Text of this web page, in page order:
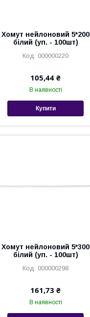
Хомут нейлоновий 5*200
білий (уп. - 100шт)
000000220
105,44 ₴
В наявності
Купити
Хомут нейлоновий 5*300
білий (уп. - 100шт)
000000298
161,73 ₴
В наявності